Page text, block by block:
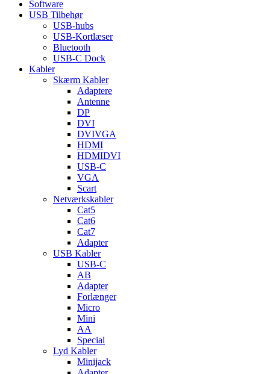
Software
USB Tilbehør
USB-hubs
USB-Kortlæser
Bluetooth
USB-C Dock
Kabler
Skærm Kabler
Adaptere
Antenne
DP
DVI
DVIVGA
HDMI
HDMIDVI
USB-C
VGA
Scart
Netværkskabler
Cat5
Cat6
Cat7
Adapter
USB Kabler
USB-C
AB
Adapter
Forlænger
Micro
Mini
AA
Special
Lyd Kabler
Minijack